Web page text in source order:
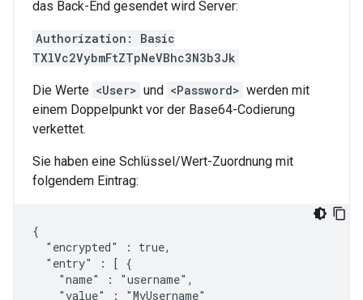
das Back-End gesendet wird Server:
Authorization: Basic
TXlVc2VybmFtZTpNeVBhc3N3b3Jk
Die Werte <User> und <Password> werden mit
einem Doppelpunkt vor der Base64-Codierung
verkettet.
Sie haben eine Schlüssel/Wert-Zuordnung mit
folgendem Eintrag:
{
  "encrypted" : true,
  "entry" : [ {
    "name" : "username",
    "value" : "MyUsername"